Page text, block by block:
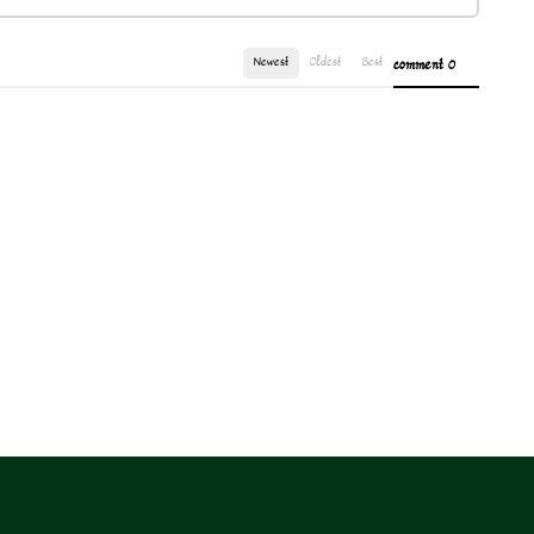
0 comment
Best
Oldest
Newest